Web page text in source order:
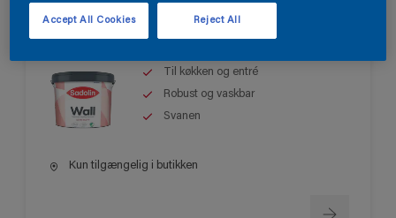
Sadolin Wall Semi Matt
Til køkken og entré
Robust og vaskbar
Svanen
Kun tilgængelig i butikken
Reject All
Accept All Cookies